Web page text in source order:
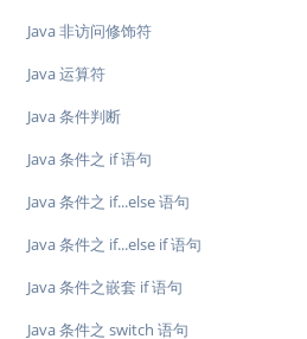
Java 非访问修饰符
Java 运算符
Java 条件判断
Java 条件之 if 语句
Java 条件之 if...else 语句
Java 条件之 if...else if 语句
Java 条件之嵌套 if 语句
Java 条件之 switch 语句